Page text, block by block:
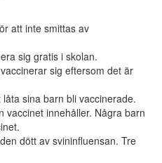
att inte smittas av
sig gratis i skolan.
sig eftersom det är
sina barn bli vaccinerade.
vaccinet innehåller. Några barn
dött av svininfluensan. Tre